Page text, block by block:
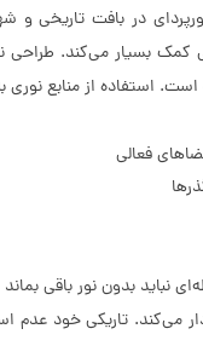
در بافت تاریخی و
بسیار می‌کند. طراحی
استفاده از منابع
فعالی
نباید بدون نور باقی
می‌کند. تاریکی خود عدم